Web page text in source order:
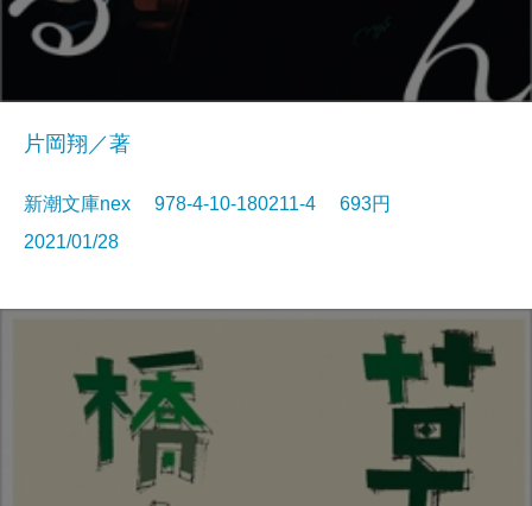
片岡翔／著
新潮文庫nex 978-4-10-180211-4 693円
2021/01/28